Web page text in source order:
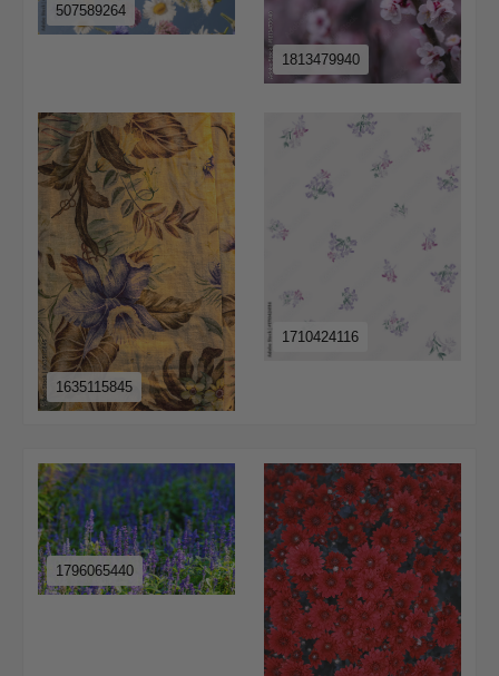
507589264
1813479940
1635115845
1710424116
1796065440